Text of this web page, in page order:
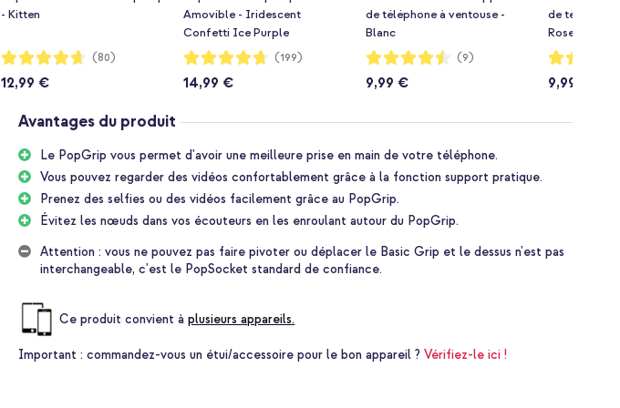
- Kitten
Notation:
93%
(80)
12,99 €
Amovible - Iridescent
Confetti Ice Purple
Notation:
94%
(199)
14,99 €
de téléphone à ventouse -
Blanc
Notation:
89%
(9)
9,99 €
de
Rose clair
Notation:
89%
9,99 €
Avantages du produit
Le PopGrip vous permet d'avoir une meilleure prise en main de votre téléphone.
Vous pouvez regarder des vidéos confortablement grâce à la fonction support pratique.
Prenez des selfies ou des vidéos facilement grâce au PopGrip.
Évitez les nœuds dans vos écouteurs en les enroulant autour du PopGrip.
Attention : vous ne pouvez pas faire pivoter ou déplacer le Basic Grip et le dessus n'est pas
interchangeable, c'est le PopSocket standard de confiance.
Ce produit convient àplusieurs appareils.
Important : commandez-vous un étui/accessoire pour le bon appareil ?Vérifiez-le ici !